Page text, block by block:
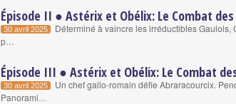
Épisode II ● Astérix et Obélix: Le Combat
30 avril 2025
Déterminé à vaincre les irréductibles
p…
Épisode III ● Astérix et Obélix: Le Combat
30 avril 2025
Un chef gallo-romain défie Abraracourcix.
Panorami…